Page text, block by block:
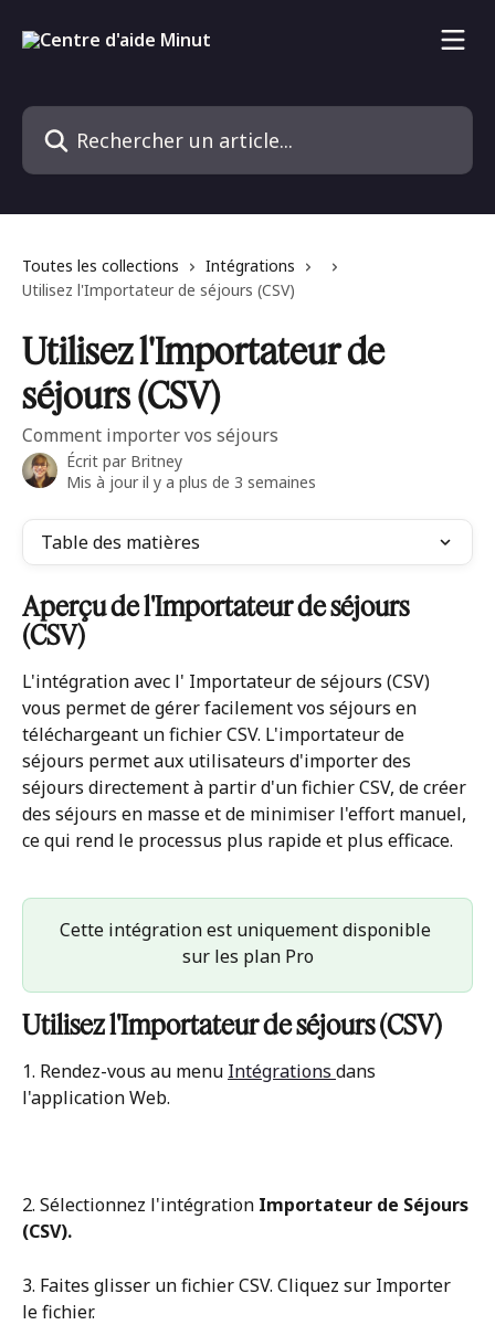
Rechercher un article...
Toutes les collections
Intégrations
Utilisez l'Importateur de séjours (CSV)
Utilisez l'Importateur de
séjours (CSV)
Comment importer vos séjours
Écrit par Britney
Mis à jour il y a plus de 3 semaines
Table des matières
Aperçu de l'Importateur de séjours
(CSV)
L'intégration avec l' Importateur de séjours (CSV)
vous permet de gérer facilement vos séjours en
téléchargeant un fichier CSV. L'importateur de
séjours permet aux utilisateurs d'importer des
séjours directement à partir d'un fichier CSV, de créer
des séjours en masse et de minimiser l'effort manuel,
ce qui rend le processus plus rapide et plus efficace.
Cette intégration est uniquement disponible
sur les plan Pro
Utilisez l'Importateur de séjours (CSV)
1. Rendez-vous au menu Intégrations dans
l'application Web.
2. Sélectionnez l'intégration Importateur de Séjours
(CSV).
3. Faites glisser un fichier CSV. Cliquez sur Importer
le fichier.